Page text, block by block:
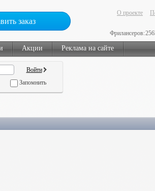
заказ
О проекте
Фрилансеров:
Акции Реклама на сайте
Запомнить